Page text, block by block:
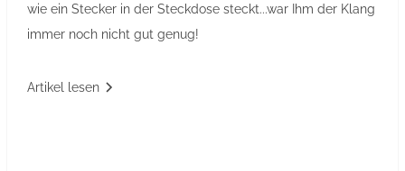
wie ein Stecker in der Steckdose steckt...war Ihm der Klang
immer noch nicht gut genug!
Artikel lesen